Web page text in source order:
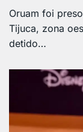
Oruam foi
Tijuca, zona
detido…